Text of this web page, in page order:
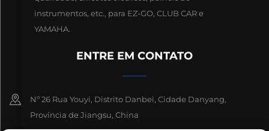
instrumentos, etc., para EZ-GO, CLUB CAR e
YAMAHA.
ENTRE EM CONTATO
Nº 26 Rua Youyi, Distrito Danbei, Cidade Danyang,
Província de Jiangsu, China